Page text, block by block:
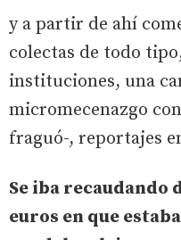
y a partir de ahí
colectas de todo
instituciones, una
micromecenazgo
fraguó-, reportajes
Se iba recaudando
euros en que